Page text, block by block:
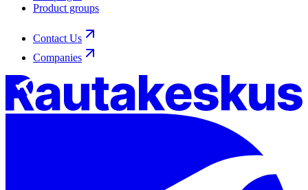
Product groups
Contact Us
Companies